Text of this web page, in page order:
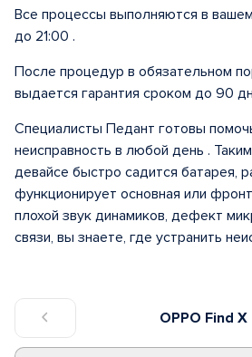
OPPO Find X
Все процессы выполняются в
до 21:00 .
После процедур в обязательном
выдается гарантия сроком до 90
Специалисты Педант готовы
неисправность в любой день .
девайсе быстро садится батарея,
функционирует основная или
плохой звук динамиков, дефект
связи, вы знаете, где устранить